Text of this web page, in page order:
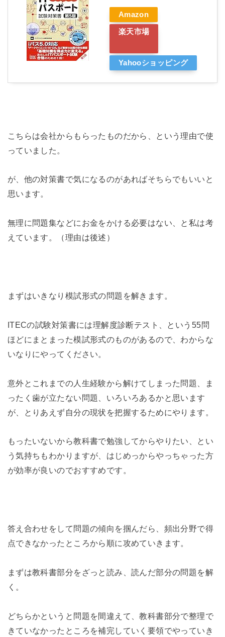
Amazon
楽天市場
Yahooショッピング
こちらは会社からもらったものだから、という理由で使
っていました。
が、他の対策書で気になるのがあればそちらでもいいと
思います。
無理に問題集などにお金をかける必要はない、と私は考
えています。（理由は後述）
まずはいきなり模試形式の問題を解きます。
ITECの試験対策書には理解度診断テスト、という55問
ほどにまとまった模試形式のものがあるので、わからな
いなりにやってください。
意外とこれまでの人生経験から解けてしまった問題、ま
ったく歯が立たない問題、いろいろあるかと思います
が、とりあえず自分の現状を把握するためにやります。
もったいないから教科書で勉強してからやりたい、とい
う気持ちもわかりますが、はじめっからやっちゃった方
が効率が良いのでおすすめです。
答え合わせをして問題の傾向を掴んだら、頻出分野で得
点できなかったところから順に攻めていきます。
まずは教科書部分をざっと読み、読んだ部分の問題を解
く。
どちらかというと問題を間違えて、教科書部分で整理で
きていなかったところを補完していく要領でやっていき